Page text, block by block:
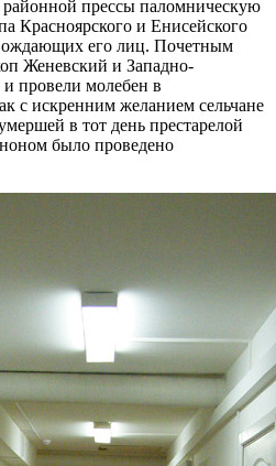
районной прессы паломническую
Красноярского и Енисейского
его лиц. Почетным
Женевский и Западно-
провели молебен в
с искренним желанием сельчане
в тот день престарелой
было проведено